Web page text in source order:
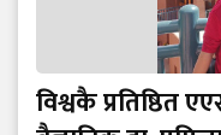
विश्वकै प्रतिष्ठित